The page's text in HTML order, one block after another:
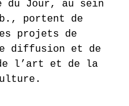
Jour, au sein
portent de
projets de
diffusion et de
l’art et de la